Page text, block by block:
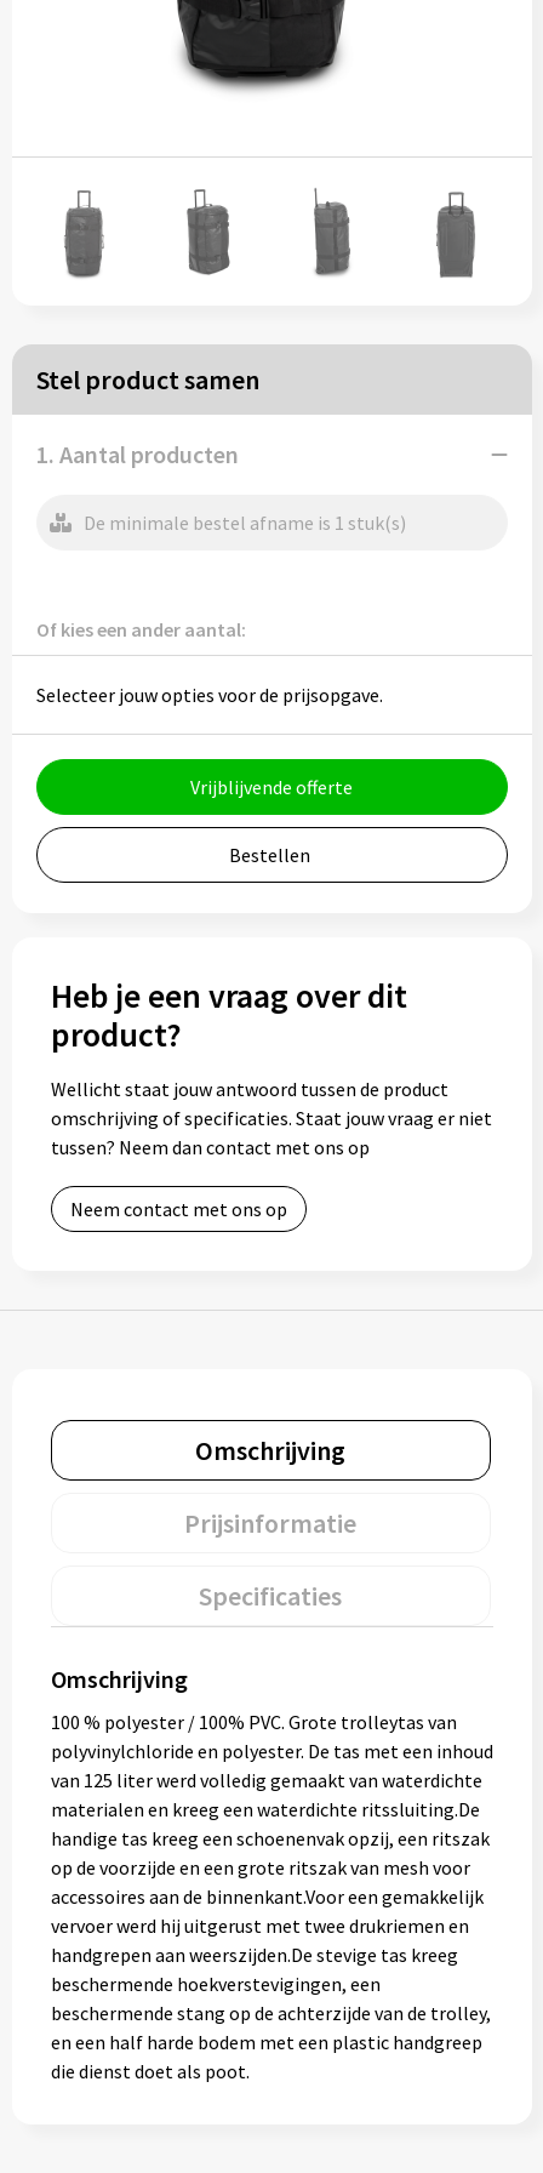
Zakelijk
Rugzakken
Schoudertassen
Koeltassen
Merken
Notaboekjes
Zelfklevende memo's
Eten & drinken
Bidons
Drinkflessen
Mokken & kopjes
Glazen
Paraplu's
Stormparaplu's
Klassieke paraplu's
Opvouwbare paraplu's
Divers
Technologie
Stel product samen
1. Aantal producten
De minimale bestel afname is 1 stuk(s)
Of kies een ander aantal:
Selecteer jouw opties voor de prijsopgave.
Vrijblijvende offerte
Bestellen
Heb je een vraag over dit
product?
Wellicht staat jouw antwoord tussen de product
omschrijving of specificaties. Staat jouw vraag er niet
tussen? Neem dan contact met ons op
Neem contact met ons op
Omschrijving
Prijsinformatie
Specificaties
Omschrijving
100 % polyester / 100% PVC. Grote trolleytas van
polyvinylchloride en polyester. De tas met een inhoud
van 125 liter werd volledig gemaakt van waterdichte
materialen en kreeg een waterdichte ritssluiting.De
handige tas kreeg een schoenenvak opzij, een ritszak
op de voorzijde en een grote ritszak van mesh voor
accessoires aan de binnenkant.Voor een gemakkelijk
vervoer werd hij uitgerust met twee drukriemen en
handgrepen aan weerszijden.De stevige tas kreeg
beschermende hoekverstevigingen, een
beschermende stang op de achterzijde van de trolley,
en een half harde bodem met een plastic handgreep
die dienst doet als poot.